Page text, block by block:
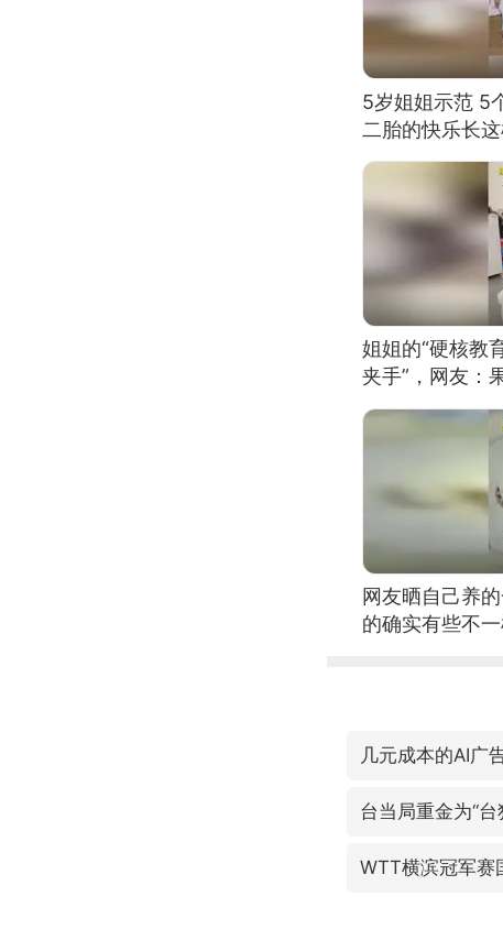
5岁姐姐示范 5
二胎的快乐长
姐姐的“硬核教
夹手”，网友：
网友晒自己养
的确实有些不
几元成本的AI广
台当局重金为“台
WTT横滨冠军赛